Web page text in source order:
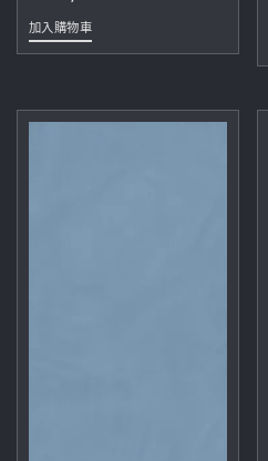
加入購物車